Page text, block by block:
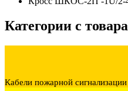
Категории с
Кабели пожарной сигнализации